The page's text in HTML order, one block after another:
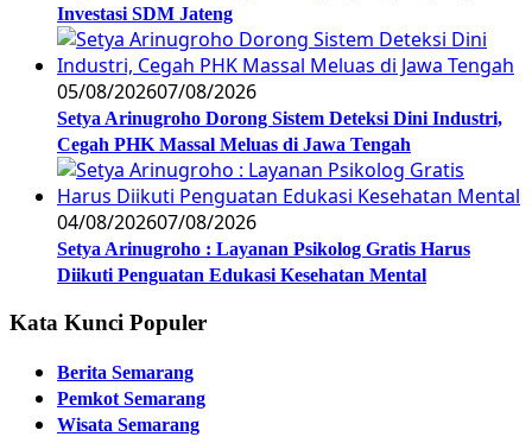
Investasi SDM Jateng
05/08/202607/08/2026
Setya Arinugroho Dorong Sistem Deteksi Dini Industri,
Cegah PHK Massal Meluas di Jawa Tengah
04/08/202607/08/2026
Setya Arinugroho : Layanan Psikolog Gratis Harus
Diikuti Penguatan Edukasi Kesehatan Mental
Kata Kunci Populer
Berita Semarang
Pemkot Semarang
Wisata Semarang